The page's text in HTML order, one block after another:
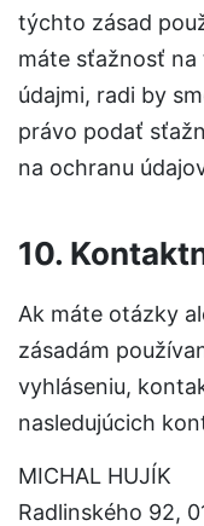
týchto zásad
máte sťažnosť na
údajmi, radi by
právo podať
na ochranu
10.
Ak máte otázky
zásadám
vyhláseniu,
nasledujúcich
MICHAL HUJÍK
Radlinského 92,